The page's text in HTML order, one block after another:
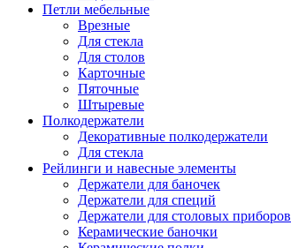
Петли мебельные
Врезные
Для стекла
Для столов
Карточные
Пяточные
Штыревые
Полкодержатели
Декоративные полкодержатели
Для стекла
Рейлинги и навесные элементы
Держатели для баночек
Держатели для специй
Держатели для столовых приборов
Керамические баночки